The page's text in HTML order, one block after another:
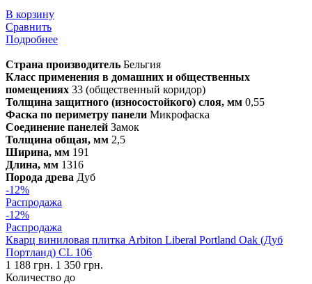
В корзину
Сравнить
Подробнее
Страна производитель Бельгия
Класс применения в домашних и общественных
помещениях 33 (общественный коридор)
Толщина защитного (износостойкого) слоя, мм 0,55
Фаска по периметру панели Микрофаска
Соединение панелей Замок
Толщина общая, мм 2,5
Ширина, мм 191
Длина, мм 1316
Порода древа Дуб
-12%
Распродажа
-12%
Распродажа
Кварц виниловая плитка Arbiton Liberal Portland Oak (Дуб
Портланд) CL 106
1 188 грн. 1 350 грн.
Количество до